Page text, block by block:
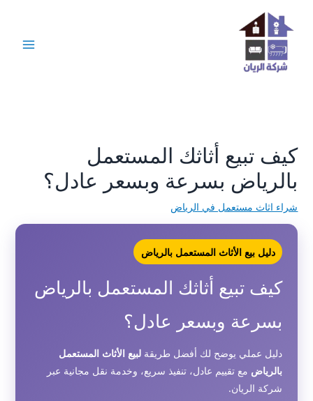
المحتوى
كيف تبيع أثاثك المستعمل
بالرياض بسرعة وبسعر عادل؟
شراء اثاث مستعمل في الرياض
دليل بيع الأثاث المستعمل بالرياض
كيف تبيع أثاثك المستعمل بالرياض
بسرعة وبسعر عادل؟
دليل عملي يوضح لك أفضل طريقة لبيع الأثاث المستعمل
بالرياض مع تقييم عادل، تنفيذ سريع، وخدمة نقل مجانية عبر
شركة الريان.